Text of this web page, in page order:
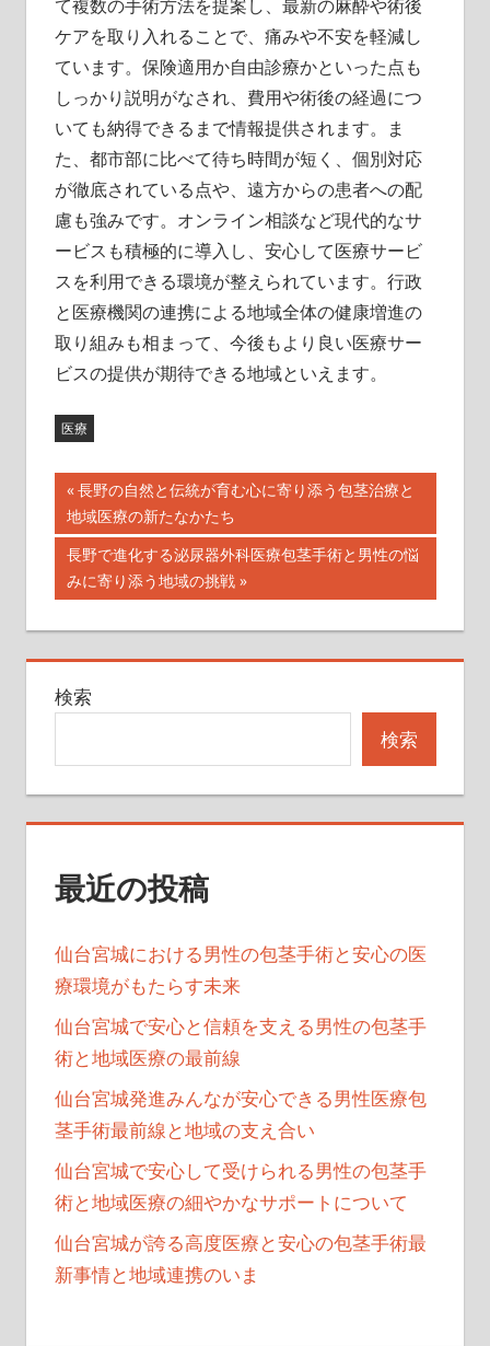
て複数の手術方法を提案し、最新の麻酔や術後
ケアを取り入れることで、痛みや不安を軽減し
ています。保険適用か自由診療かといった点も
しっかり説明がなされ、費用や術後の経過につ
いても納得できるまで情報提供されます。ま
た、都市部に比べて待ち時間が短く、個別対応
が徹底されている点や、遠方からの患者への配
慮も強みです。オンライン相談など現代的なサ
ービスも積極的に導入し、安心して医療サービ
スを利用できる環境が整えられています。行政
と医療機関の連携による地域全体の健康増進の
取り組みも相まって、今後もより良い医療サー
ビスの提供が期待できる地域といえます。
医療
投
稿
ナ
ビ
ゲ
ー
ョ
ン
前
の
記
事:
長野の自然と伝統が育む心に寄り添う包茎治療と
地域医療の新たなかたち
次
の
記
事:
長野で進化する泌尿器外科医療包茎手術と男性の悩
みに寄り添う地域の挑戦
検索
検索
最近の投稿
仙台宮城における男性の包茎手術と安心の医
療環境がもたらす未来
仙台宮城で安心と信頼を支える男性の包茎手
術と地域医療の最前線
仙台宮城発進みんなが安心できる男性医療包
茎手術最前線と地域の支え合い
仙台宮城で安心して受けられる男性の包茎手
術と地域医療の細やかなサポートについて
仙台宮城が誇る高度医療と安心の包茎手術最
新事情と地域連携のいま